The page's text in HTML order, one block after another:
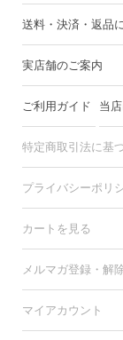
送料・決済・返品
実店舗のご案内
ご利用ガイド 当
特定商取引法に基
プライバシーポリ
カートを見る
メルマガ登録・解
マイアカウント